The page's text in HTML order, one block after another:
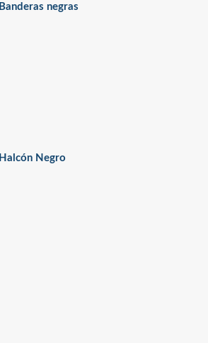
Banderas negras
Halcón Negro